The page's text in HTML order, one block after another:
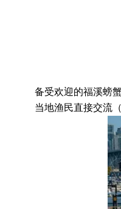
备受欢迎的福溪螃
当地渔民直接交流